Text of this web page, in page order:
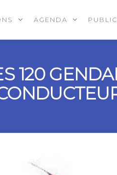
AGENDA
120